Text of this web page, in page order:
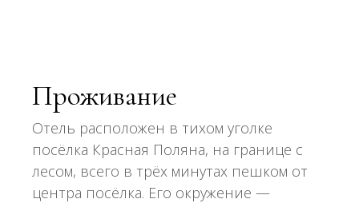
Отель расположен в тихом уголке
посёлка Красная Поляна, на границе с
лесом, всего в трёх минутах пешком от
центра посёлка. Его окружение —
Проживание